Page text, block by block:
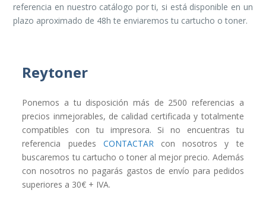
referencia en nuestro catálogo por ti, si está disponible en un
plazo aproximado de 48h te enviaremos tu cartucho o toner.
Reytoner
Ponemos a tu disposición más de 2500 referencias a
precios inmejorables, de calidad certificada y totalmente
compatibles con tu impresora. Si no encuentras tu
referencia puedes CONTACTARcon nosotros y te
buscaremos tu cartucho o toner al mejor precio. Además
con nosotros no pagarás gastos de envío para pedidos
superiores a 30€ + IVA.